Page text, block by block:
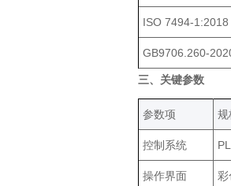
ISO 7494-1:2018
GB9706.260-
三、关键参数
‌参数项‌ 规
控制系统
操作界面 彩